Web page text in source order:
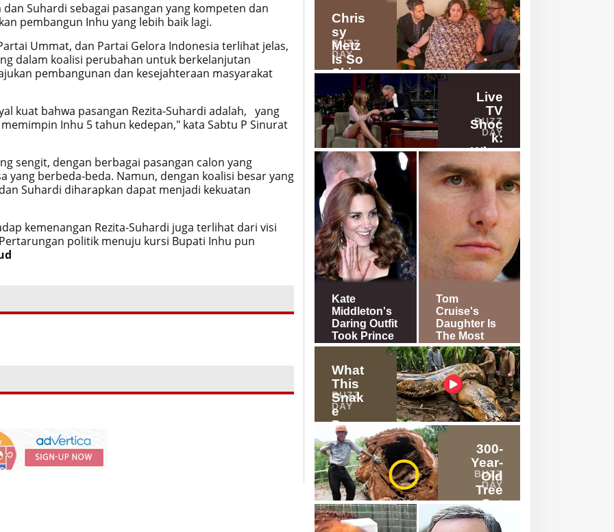
Suhardi sebagai pasangan yang kompeten dan
pembangun Inhu yang lebih baik lagi.
Ummat, dan Partai Gelora Indonesia terlihat jelas,
dalam koalisi perubahan untuk berkelanjutan
pembangunan dan kesejahteraan masyarakat
kuat bahwa pasangan Rezita-Suhardi adalah, yang
Inhu 5 tahun kedepan," kata Sabtu P Sinurat
sengit, dengan berbagai pasangan calon yang
yang berbeda-beda. Namun, dengan koalisi besar yang
Suhardi diharapkan dapat menjadi kekuatan
kemenangan Rezita-Suhardi juga terlihat dari visi
politik menuju kursi Bupati Inhu pun